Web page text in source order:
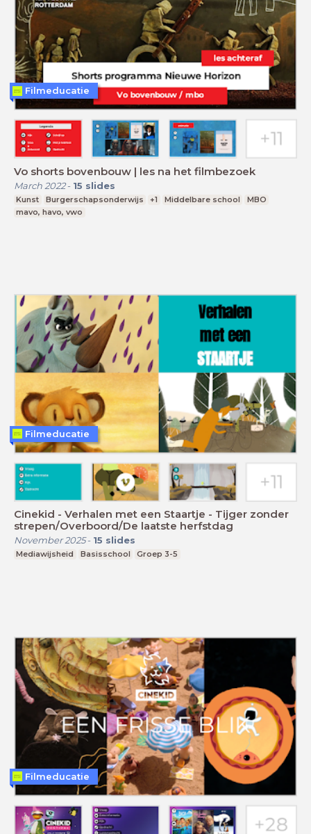
Vo shorts bovenbouw | les na het filmbezoek
March 2022- 15 slides
Kunst Burgerschapsonderwijs +1 Middelbare school
MBO
mavo, havo, vwo
Filmeducatie
Cinekid - Verhalen met een Staartje - Tijger zonder
strepen/Overboord/De laatste herfstdag
November 2025- 15 slides
Mediawijsheid Basisschool Groep 3-5
Filmeducatie
Filmeducatie